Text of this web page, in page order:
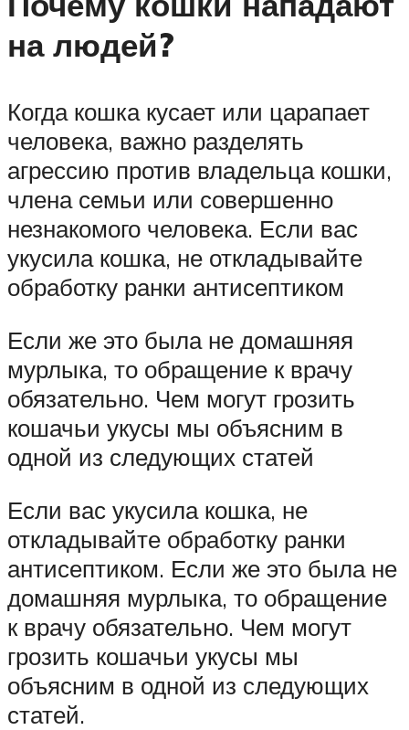
на людей?
Когда кошка кусает или царапает
человека, важно разделять
агрессию против владельца кошки,
члена семьи или совершенно
незнакомого человека. Если вас
укусила кошка, не откладывайте
обработку ранки антисептиком
Если же это была не домашняя
мурлыка, то обращение к врачу
обязательно. Чем могут грозить
кошачьи укусы мы объясним в
одной из следующих статей
Если вас укусила кошка, не
откладывайте обработку ранки
антисептиком. Если же это была не
домашняя мурлыка, то обращение
к врачу обязательно. Чем могут
грозить кошачьи укусы мы
объясним в одной из следующих
статей.